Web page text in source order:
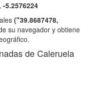
-5.2576224
("39.8687478,
su navegador y obtiene
de Caleruela